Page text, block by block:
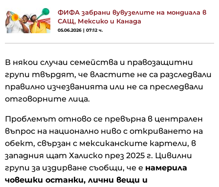
ФИФА забрани вувузелите на мондиала в
САЩ, Мексико и Канада
05.06.2026 | 07:12 ч.
В някои случаи семейства и правозащитни
групи твърдят, че властите не са разследвали
правилно изчезванията или не са преследвали
отговорните лица.
Проблемът отново се превърна в централен
въпрос на национално ниво с откриването на
обект, свързан с мексиканските картели, в
западния щат Халиско през 2025 г. Цивилни
групи за издирване съобщи, че е намерила
човешки останки, лични вещи и